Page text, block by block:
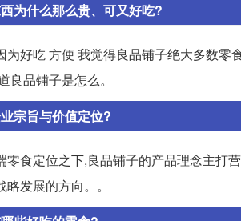
为什么那么贵、可又好吃?
为好吃 方便 我觉得良品铺子绝大多数
良品铺子是怎么。
宗旨与价值定位?
零食定位之下,良品铺子的产品理念主打
发展的方向。。